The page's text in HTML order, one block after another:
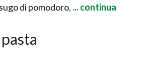
di pomodoro, ... continua